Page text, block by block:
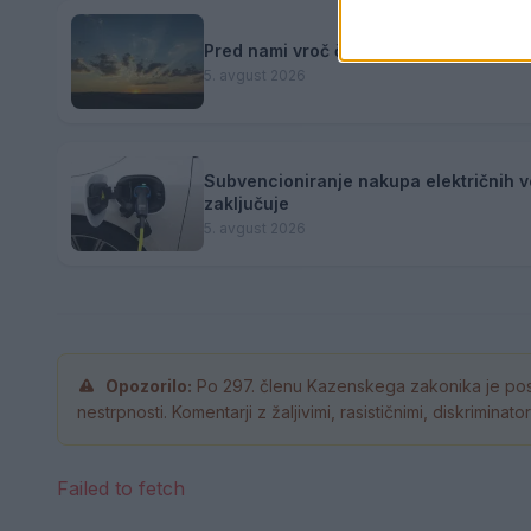
Pred nami vroč četrtek, v petek
5. avgust 2026
Subvencioniranje nakupa električnih
zaključuje
5. avgust 2026
Opozorilo: Po 297. členu Kazenskega zakonika je
nestrpnosti. Komentarji z žaljivimi, rasističnimi,
Failed to fetch